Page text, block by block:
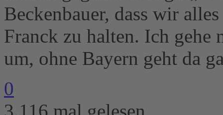
Beckenbauer, dass wir
Franck zu halten. Ich gehe
um, ohne Bayern geht da
0